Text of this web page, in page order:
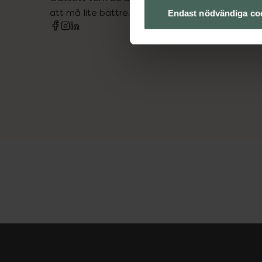
Endast nödvändiga
att må lite bättre. Välkommen att prata med